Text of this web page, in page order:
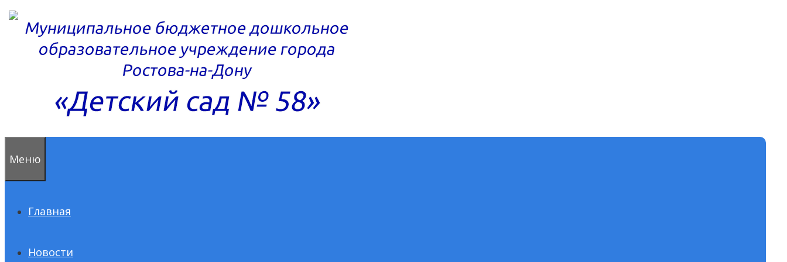
Перейти
содержимому
Меню
Главная
Новости